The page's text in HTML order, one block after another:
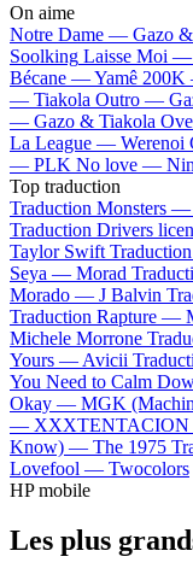
On aime
Notre Dame — Gazo
Soolking Laisse Moi —
Bécane —Yamê
— Tiakola Outro —
— Gazo & Tiakola
La League — Werenoi
— PLK No love —
Top traduction
Traduction Monsters —
Traduction Drivers
Taylor Swift
Seya — Morad
Morado — J Balvin
Traduction Rapture —
Michele Morrone
Yours — Avicii
You Need to Calm
Okay — MGK
— XXXTENTACION
Know) — The 1975
Lovefool — Twocolors
HP mobile
Les plus